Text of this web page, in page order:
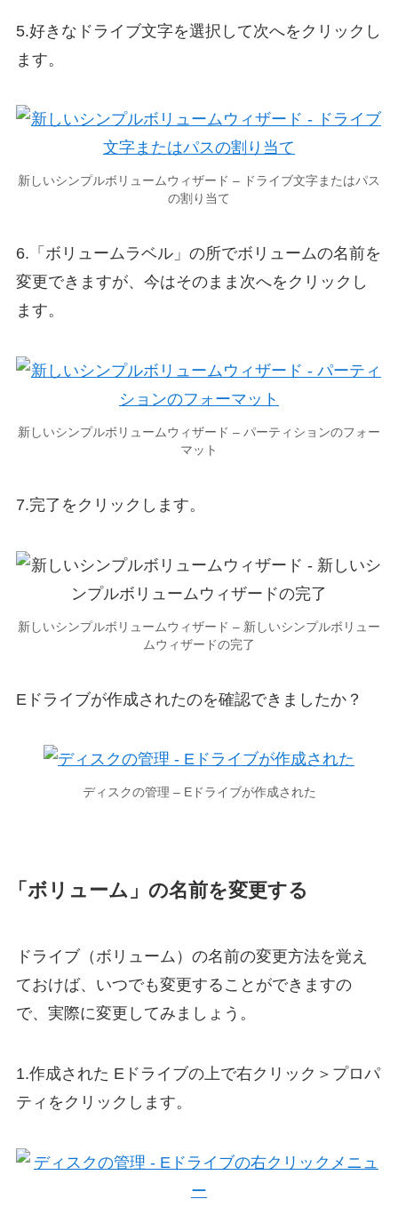
5.好きなドライブ文字を選択して次へをクリックし
ます。
新しいシンプルボリュームウィザード – ドライブ文字またはパス
の割り当て
6.「ボリュームラベル」の所でボリュームの名前を
変更できますが、今はそのまま次へをクリックし
ます。
新しいシンプルボリュームウィザード – パーティションのフォー
マット
7.完了をクリックします。
新しいシンプルボリュームウィザード – 新しいシンプルボリュー
ムウィザードの完了
Eドライブが作成されたのを確認できましたか？
ディスクの管理 – Eドライブが作成された
「ボリューム」の名前を変更する
ドライブ（ボリューム）の名前の変更方法を覚え
ておけば、いつでも変更することができますの
で、実際に変更してみましょう。
1.作成された Eドライブの上で右クリック＞プロパ
ティをクリックします。